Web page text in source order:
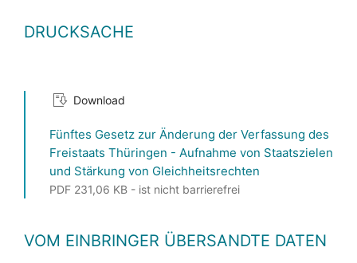
DRUCKSACHE
Download
Fünftes Gesetz zur Änderung der Verfassung des
Freistaats Thüringen - Aufnahme von Staatszielen
und Stärkung von Gleichheitsrechten
PDF 231,06 KB - ist nicht barrierefrei
VOM EINBRINGER ÜBERSANDTE DATEN